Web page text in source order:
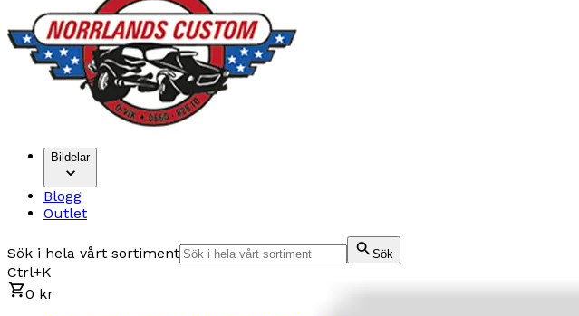
Bildelar
Blogg
Outlet
Sök i hela vårt sortiment Sök
Ctrl+K
0 kr